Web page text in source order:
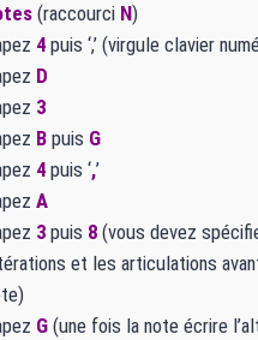
(raccourci N)
4puis ‘,’ (virgule clavier
D
3
Bpuis G
4puis ‘,’
A
3puis 8(vous devez
et les articulations
G(une fois la note écrire